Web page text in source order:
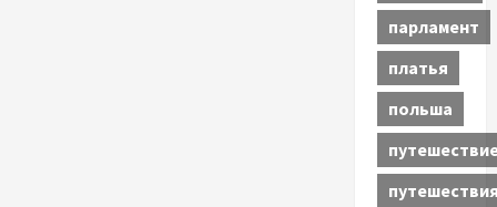
парламент
платья
польша